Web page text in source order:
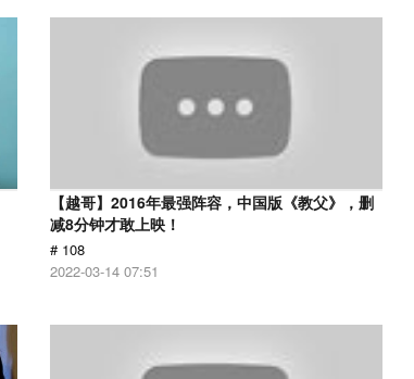
【越哥】2016年最强阵容，中国版《教父》，删
减8分钟才敢上映！
# 108
2022-03-14 07:51